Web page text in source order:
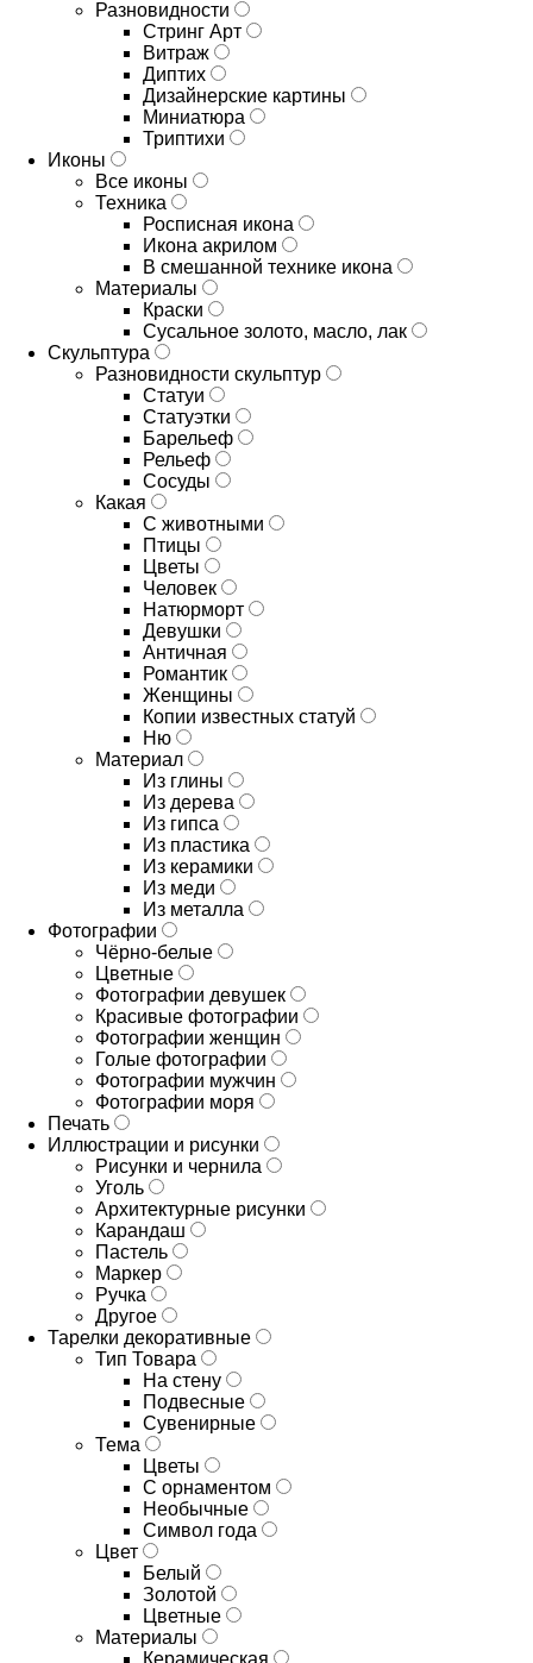
Разновидности
Стринг Арт
Витраж
Диптих
Дизайнерские картины
Миниатюра
Триптихи
Иконы
Все иконы
Техника
Росписная икона
Икона акрилом
В смешанной технике икона
Материалы
Краски
Сусальное золото, масло, лак
Скульптура
Разновидности скульптур
Статуи
Статуэтки
Барельеф
Рельеф
Сосуды
Какая
С животными
Птицы
Цветы
Человек
Натюрморт
Девушки
Античная
Романтик
Женщины
Копии известных статуй
Ню
Материал
Из глины
Из дерева
Из гипса
Из пластика
Из керамики
Из меди
Из металла
Фотографии
Чёрно-белые
Цветные
Фотографии девушек
Красивые фотографии
Фотографии женщин
Голые фотографии
Фотографии мужчин
Фотографии моря
Печать
Иллюстрации и рисунки
Рисунки и чернила
Уголь
Архитектурные рисунки
Карандаш
Пастель
Маркер
Ручка
Другое
Тарелки декоративные
Тип Товара
На стену
Подвесные
Сувенирные
Тема
Цветы
С орнаментом
Необычные
Символ года
Цвет
Белый
Золотой
Цветные
Материалы
Керамическая